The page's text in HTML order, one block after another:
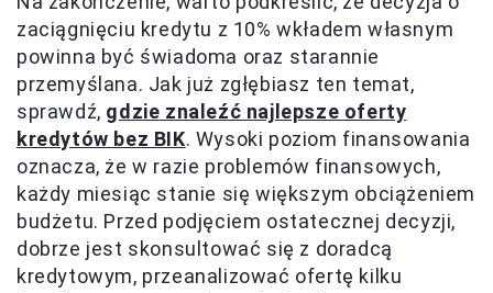
zaciągnięciu kredytu z 10% wkładem własnym
powinna być świadoma oraz starannie
przemyślana. Jak już zgłębiasz ten temat,
sprawdź, gdzie znaleźć najlepsze oferty
kredytów bez BIK. Wysoki poziom finansowania
oznacza, że w razie problemów finansowych,
każdy miesiąc stanie się większym obciążeniem
budżetu. Przed podjęciem ostatecznej decyzji,
dobrze jest skonsultować się z doradcą
kredytowym, przeanalizować ofertę kilku